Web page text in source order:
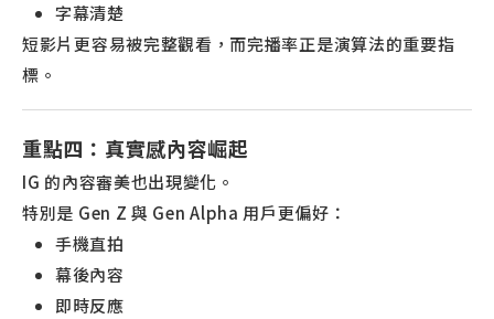
字幕清楚
短影片更容易被完整觀看，而完播率正是演算法的重要指
標。
重點四：真實感內容崛起
IG 的內容審美也出現變化。
特別是 Gen Z 與 Gen Alpha 用戶更偏好：
手機直拍
幕後內容
即時反應